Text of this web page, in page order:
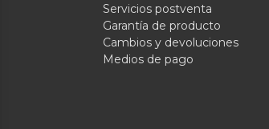
Servicios postventa
Garantía de producto
Cambios y devoluciones
Medios de pago